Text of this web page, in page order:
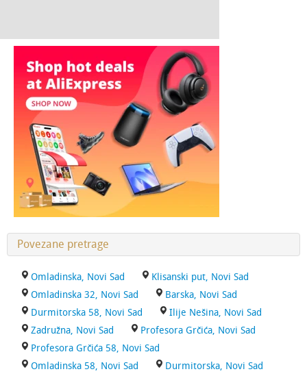
Povezane pretrage
Omladinska, Novi Sad
Klisanski put, Novi Sad
Omladinska 32, Novi Sad
Barska, Novi Sad
Durmitorska 58, Novi Sad
Ilije Nešina, Novi Sad
Zadružna, Novi Sad
Profesora Grčića, Novi Sad
Profesora Grčića 58, Novi Sad
Omladinska 58, Novi Sad
Durmitorska, Novi Sad